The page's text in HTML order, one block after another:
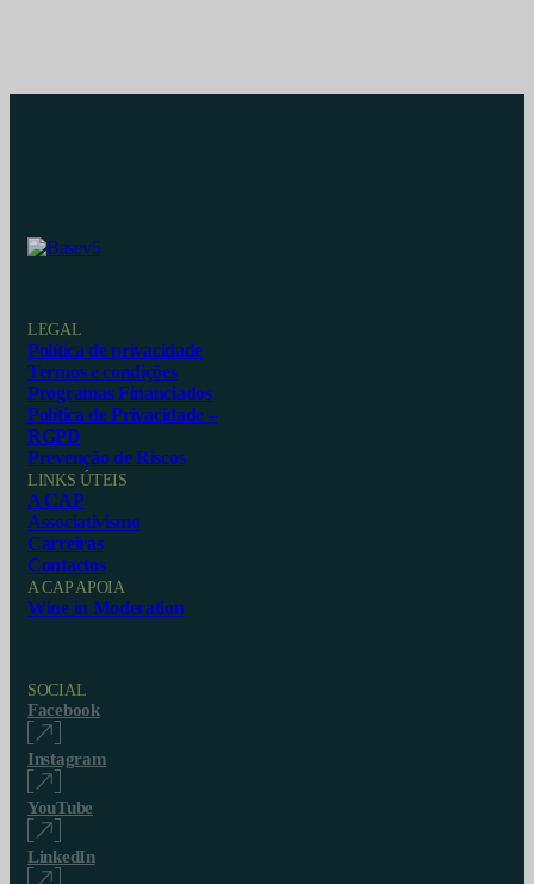
LEGAL
Política de privacidade
Termos e condições
Programas Financiados
Política de Privacidade –
RGPD
Prevenção de Riscos
LINKS ÚTEIS
A CAP
Associativismo
Carreiras
Contactos
A CAP APOIA
Wine in Moderation
SOCIAL
Facebook
Instagram
YouTube
LinkedIn